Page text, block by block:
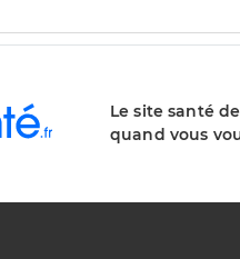
Le site santé
quand vous